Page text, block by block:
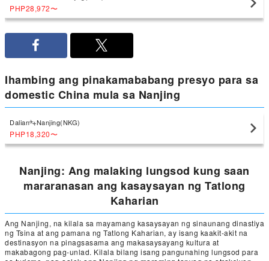
PHP28,972〜
Ihambing ang pinakamababang presyo para sa
domestic China mula sa Nanjing
Dalian Nanjing(NKG)
PHP18,320〜
Nanjing: Ang malaking lungsod kung saan
mararanasan ang kasaysayan ng Tatlong
Kaharian
Ang Nanjing, na kilala sa mayamang kasaysayan ng sinaunang dinastiya
ng Tsina at ang pamana ng Tatlong Kaharian, ay isang kaakit-akit na
destinasyon na pinagsasama ang makasaysayang kultura at
makabagong pag-unlad. Kilala bilang isang pangunahing lungsod para